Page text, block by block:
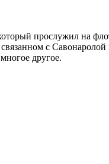
прослужил на
с
другое.